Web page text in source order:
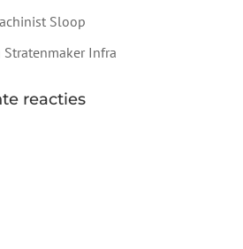
Sloop
Stratenmaker Infra
reacties